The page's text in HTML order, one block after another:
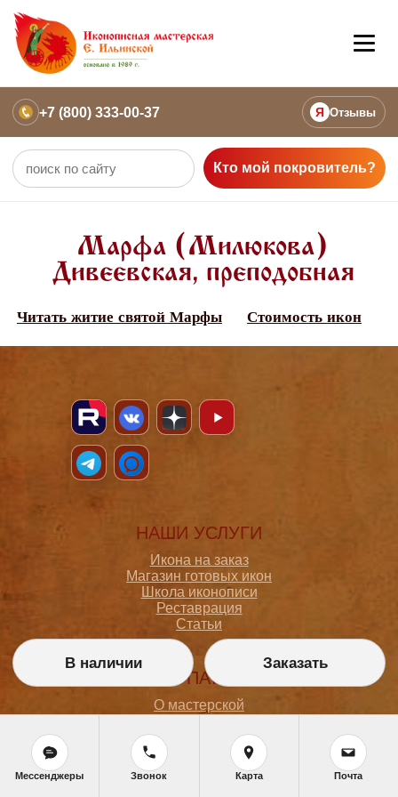
+7 (800) 333-00-37 Я Отзывы
Кто мой покровитель?
Марфа (Милюкова)
Дивеевская, преподобная
Читать житие святой Марфы Стоимость икон
НАШИ УСЛУГИ
Икона на заказ
Магазин готовых икон
Школа иконописи
Реставрация
Статьи
ПОКУПАТЕЛЮ
О мастерской
Доставка и оплата
Политика конфиденциальности
Согласие на обработку персональных данных
Политика обработки персональных данных
В наличии Заказать
Мессенджеры Звонок Карта Почта